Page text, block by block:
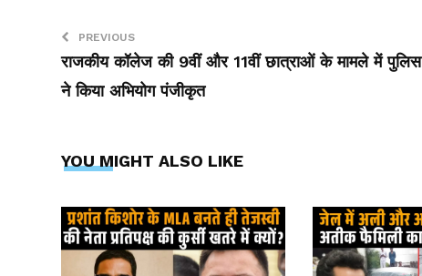
PREVIOUS
राजकीय कॉलेज की 9वीं और 11वीं छात्राओं के मामले में पुलिस
ने किया अभियोग पंजीकृत
YOU MIGHT ALSO LIKE